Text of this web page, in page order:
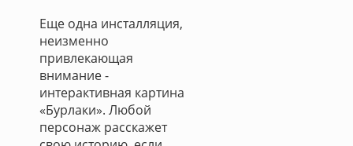
Еще одна инсталляция,
неизменно
привлекающая
внимание -
интерактивная картина
«Бурлаки». Любой
персонаж расскажет